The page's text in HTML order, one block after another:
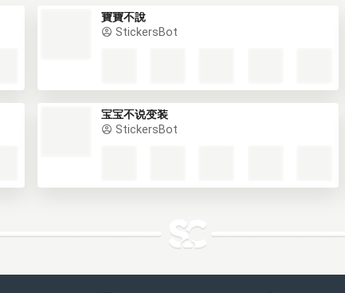
寶寶不說
StickersBot
宝宝不说变装
StickersBot